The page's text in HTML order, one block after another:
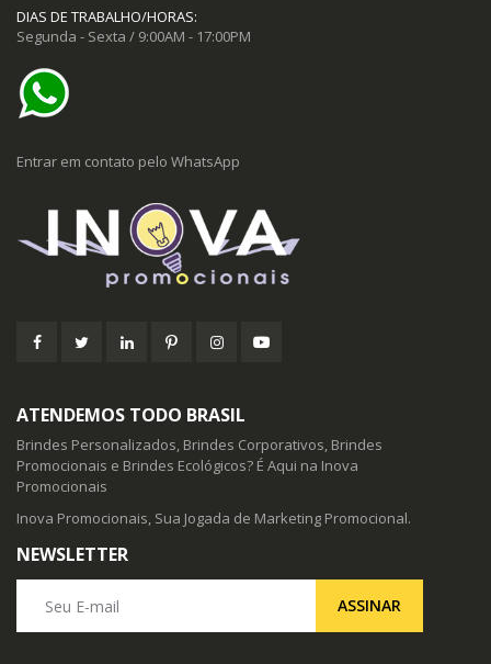
DIAS DE TRABALHO/HORAS:
Segunda - Sexta / 9:00AM - 17:00PM
Entrar em contato pelo WhatsApp
ATENDEMOS TODO BRASIL
Brindes Personalizados, Brindes Corporativos, Brindes
Promocionais e Brindes Ecológicos? É Aqui na Inova
Promocionais
Inova Promocionais, Sua Jogada de Marketing Promocional.
NEWSLETTER
ASSINAR